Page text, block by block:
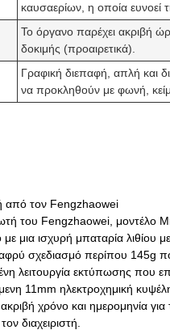
καυσαερίων, η οποία
Το όργανο παρέχει ακριβή
δοκιμής (προαιρετικά).
Γραφική διεπαφή, απλή και
να προκληθούν με φωνή,
από τον Fengzhaowei
του Fengzhaowei, μοντέλο Mr
μια ισχυρή μπαταρία λιθίου
σχεδιασμό περίπου 145g
λειτουργία εκτύπωσης που
11mm ηλεκτροχημική
χρόνο και ημερομηνία
διαχειριστή.